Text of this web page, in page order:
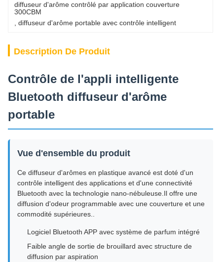
diffuseur d'arôme contrôlé par application couverture
300CBM
diffuseur d'arôme portable avec contrôle intelligent
Description De Produit
Contrôle de l'appli intelligente
Bluetooth diffuseur d'arôme
portable
Vue d'ensemble du produit
Ce diffuseur d'arômes en plastique avancé est doté d'un
contrôle intelligent des applications et d'une connectivité
Bluetooth avec la technologie nano-nébuleuse.Il offre une
diffusion d'odeur programmable avec une couverture et une
commodité supérieures..
Logiciel Bluetooth APP avec système de parfum intégré
Faible angle de sortie de brouillard avec structure de
diffusion par aspiration